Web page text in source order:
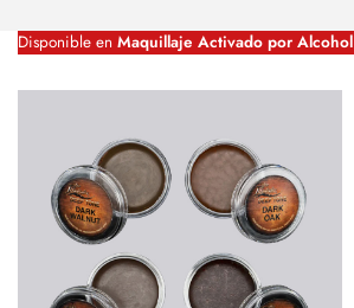
Disponible en Maquillaje Activado por Alcohol